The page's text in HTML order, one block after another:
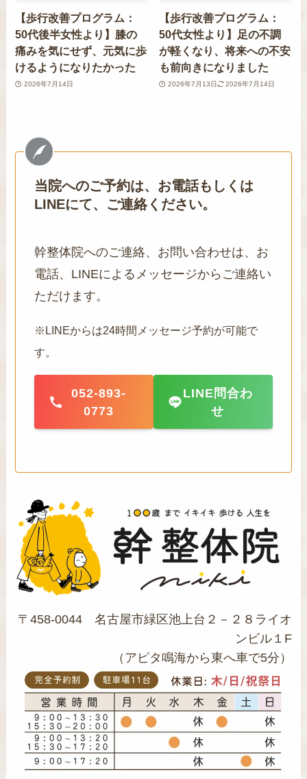
【歩行改善プログラム：
50代後半女性より】膝の
痛みを気にせず、元気に歩
けるようになりたかった
2026年7月14日
【歩行改善プログラム：
50代女性より】足の不調
が軽くなり、将来への不安
も前向きになりました
2026年7月13日 2026年7月14日
当院へのご予約は、お電話もしくは
LINEにて、ご連絡ください。
幹整体院へのご連絡、お問い合わせは、お
電話、LINEによるメッセージからご連絡い
ただけます。
※LINEからは24時間メッセージ予約が可能で
す。
052-893-
0773
LINE問合わ
せ
〒458-0044 名古屋市緑区池上台２－２８ライオ
ンビル１F
（アピタ鳴海から東へ車で5分）